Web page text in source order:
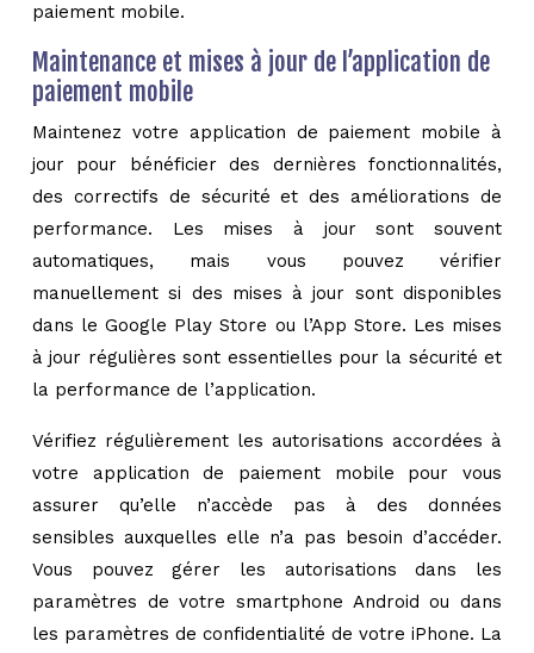
paiement mobile.
Maintenance et mises à jour de l’application de
paiement mobile
Maintenez votre application de paiement mobile à
jour pour bénéficier des dernières fonctionnalités,
des correctifs de sécurité et des améliorations de
performance. Les mises à jour sont souvent
automatiques, mais vous pouvez vérifier
manuellement si des mises à jour sont disponibles
dans le Google Play Store ou l’App Store. Les mises
à jour régulières sont essentielles pour la sécurité et
la performance de l’application.
Vérifiez régulièrement les autorisations accordées à
votre application de paiement mobile pour vous
assurer qu’elle n’accède pas à des données
sensibles auxquelles elle n’a pas besoin d’accéder.
Vous pouvez gérer les autorisations dans les
paramètres de votre smartphone Android ou dans
les paramètres de confidentialité de votre iPhone. La